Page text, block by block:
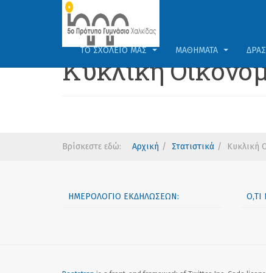
ΤΟ ΣΧΟΛΕΊΟ ΜΑΣ ΜΑΘΉΜΑΤΑ
Κυκλική
Βρίσκεστε εδώ: Αρχική Στατιστικά Κυκλική
ΗΜΕΡΟΛΌΓΙΟ ΕΚΔΗΛΏΣΕΩΝ: